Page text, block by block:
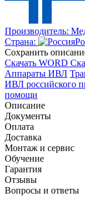
Производитель:
Страна:
Cохранить
Скачать WORD
Аппараты ИВЛ
ИВЛ российского
помощи
Описание
Документы
Оплата
Доставка
Монтаж и сервис
Обучение
Гарантия
Отзывы
Вопросы и ответы